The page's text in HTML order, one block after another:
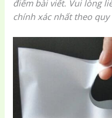
điểm bài viết. Vui lòng
chính xác nhất theo quy